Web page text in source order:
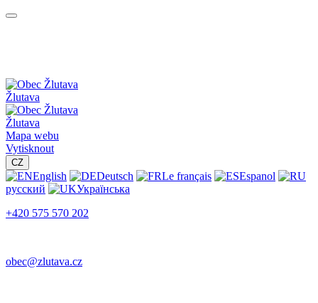
Žlutava
Žlutava
Mapa webu
Vytisknout
CZ
English Deutsch Le français
Espanol
русский
Українська
+420 575 570 202
obec@zlutava.cz